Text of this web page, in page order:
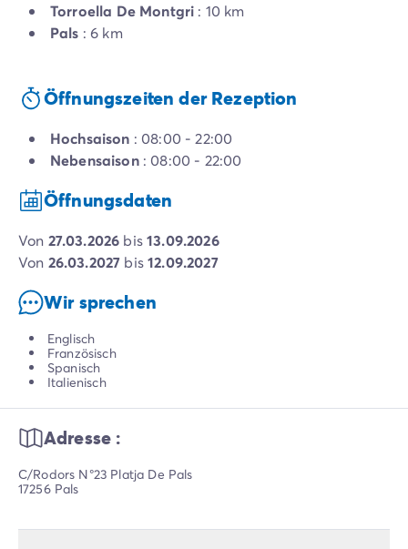
Torroella De Montgri : 10 km
Pals : 6 km
Öffnungszeiten der Rezeption
Hochsaison : 08:00 - 22:00
Nebensaison: 08:00 - 22:00
Öffnungsdaten
von 27.03.2026 bis13.09.2026
von 26.03.2027 bis12.09.2027
Wir sprechen
Englisch
Französisch
Spanisch
Italienisch
Adresse :
C/Rodors N°23 Platja De Pals
17256 Pals